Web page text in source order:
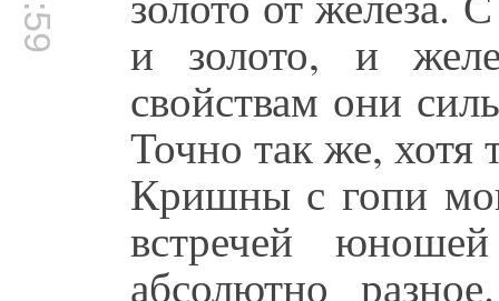
и золото, и
свойствам они
Точно так же, хотя
Кришны с гопи
встречей
абсолютно